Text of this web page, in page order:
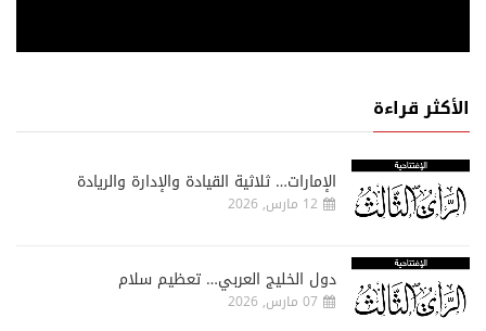
الأكثر قراءة
الإمارات… ثلاثية القيادة والإدارة والريادة
12 مارس, 2026
دول الخليج العربي… تعظيم سلام
07 مارس, 2026